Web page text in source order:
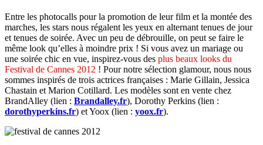
Entre les photocalls pour la promotion de leur film et la montée des
marches, les stars nous régalent les yeux en alternant tenues de jour
et tenues de soirée. Avec un peu de débrouille, on peut se faire le
même look qu’elles à moindre prix ! Si vous avez un mariage ou
une soirée chic en vue, inspirez-vous des plus beaux looks du
Festival de Cannes 2012 ! Pour notre sélection glamour, nous nous
sommes inspirés de trois actrices françaises : Marie Gillain, Jessica
Chastain et Marion Cotillard. Les modèles sont en vente chez
BrandAlley (lien : Brandalley.fr), Dorothy Perkins (lien :
dorothyperkins.fr) et Yoox (lien : yoox.fr).